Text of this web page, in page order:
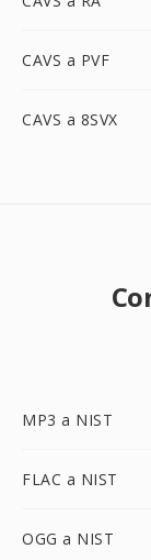
CAVS a PVF
CAVS a 8SVX
MP3 a NIST
FLAC a NIST
OGG a NIST